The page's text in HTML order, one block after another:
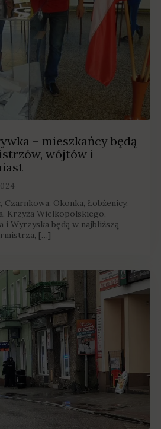
– mieszkańcy będą
wójtów i
Czarnkowa, Okonka, Łobżenicy,
Krzyża Wielkopolskiego,
i Wyrzyska będą w najbliższą
[…]